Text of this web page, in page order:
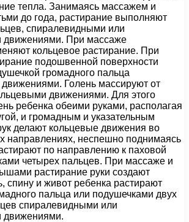
тепла. Занимаясь массажем и
до года, растирание выполняют
спиралевидными или
При массаже
кольцевое растирание. При
подошвенной поверхности
громадного пальца
Голень массируют от
движениями. Для этого
ребенка обеими руками, располагая
и громадным и указательным
делают кольцевые движения во
направлениях, неспешно поднимаясь
по направлению к паховой
четырех пальцев. При массаже и
растирание руки создают
спину и живот ребенка растирают
пальца или подушечками двух
спиралевидными или
движениями.